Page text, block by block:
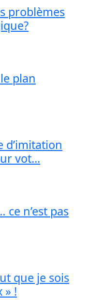
problèmes
plan
d’imitation
vot...
n’est pas
que je sois
» !